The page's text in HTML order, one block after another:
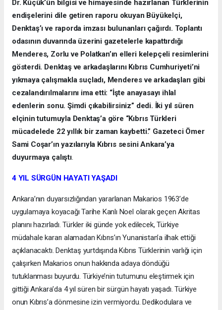
Dr. Küçük’ün bilgisi ve himayesinde hazırlanan Türklerinin
endişelerini dile getiren raporu okuyan Büyükelçi,
Denktaş’ı ve raporda imzası bulunanları çağırdı. Toplantı
odasının duvarında üzerini gazetelerle kapattırdığı
Menderes, Zorlu ve Polatkan’ın elleri kelepçeli resimlerini
gösterdi. Denktaş ve arkadaşlarını Kıbrıs Cumhuriyeti’ni
yıkmaya çalışmakla suçladı, Menderes ve arkadaşları gibi
cezalandırılmalarını ima etti: “İşte anayasayı ihlal
edenlerin sonu. Şimdi çıkabilirsiniz” dedi. İki yıl süren
elçinin tutumuyla Denktaş’a göre “Kıbrıs Türkleri
mücadelede 22 yıllık bir zaman kaybetti.” Gazeteci Ömer
Sami Coşar’ın yazılarıyla Kıbrıs sesini Ankara’ya
duyurmaya çalıştı.
4 YIL SÜRGÜN HAYATI YAŞADI
Ankara’nın duyarsızlığından yararlanan Makarios 1963’de
uygulamaya koyacağı Tarihe Kanlı Noel olarak geçen Akritas
planını hazırladı. Türkler iki günde yok edilecek, Türkiye
müdahale kararı alamadan Kıbrıs’ın Yunanistan’a ilhak ettiği
açıklanacaktı. Denktaş yurtdışında Kıbrıs Türklerinin varlığı için
çalışırken Makarios onun hakkında adaya döndüğü
tutuklanması buyurdu. Türkiye’nin tutumunu eleştirmek için
gittiği Ankara’da 4 yıl süren bir sürgün hayatı yaşadı. Türkiye
onun Kıbrıs’a dönmesine izin vermiyordu. Dedikodulara ve